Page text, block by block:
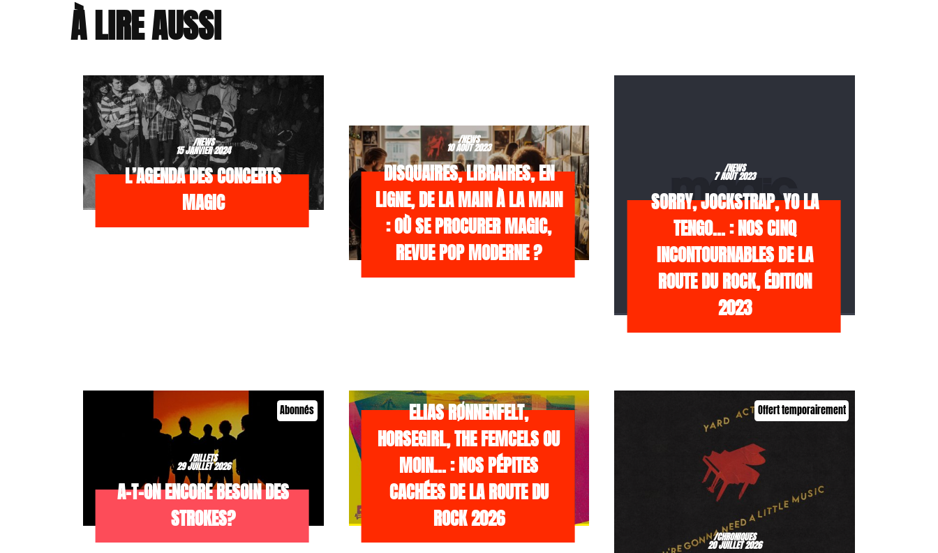
À LIRE AUSSI
/NEWS
15 JANVIER 2024
L’AGENDA DES CONCERTS
MAGIC
/NEWS
10 AOÛT 2023
DISQUAIRES, LIBRAIRES, EN
LIGNE, DE LA MAIN À LA MAIN
: OÙ SE PROCURER MAGIC,
REVUE POP MODERNE ?
/NEWS
7 AOÛT 2023
SORRY, JOCKSTRAP, YO LA
TENGO… : NOS CINQ
INCONTOURNABLES DE LA
ROUTE DU ROCK, ÉDITION
2023
Abonnés
/BILLETS
29 JUILLET 2026
A-T-ON ENCORE BESOIN DES
STROKES?
ELIAS RØNNENFELT,
HORSEGIRL, THE FEMCELS OU
MOIN… : NOS PÉPITES
CACHÉES DE LA ROUTE DU
ROCK 2026
Offert temporairement
/CHRONIQUES
20 JUILLET 2026